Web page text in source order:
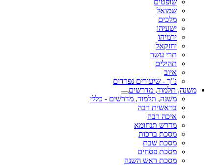
שופטים
שמואל
מלכים
ישעיהו
ירמיהו
יחזקאל
תרי עשר
תהילים
איוב
נ"ך - שיעורים נפרדים
משנה, תלמוד, מדרשים
משנה, תלמוד, מדרשים - כללי
בראשית רבה
איכה רבה
מדרש תנחומא
מסכת ברכות
מסכת שבת
מסכת פסחים
מסכת ראש השנה